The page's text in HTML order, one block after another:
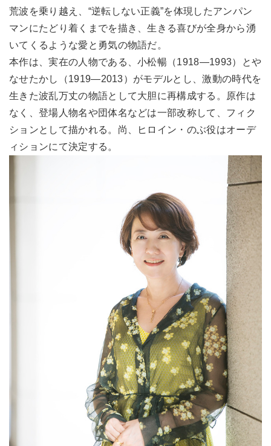
荒波を乗り越え、“逆転しない正義”を体現したアンパン
マンにたどり着くまでを描き、生きる喜びが全身から湧
いてくるような愛と勇気の物語だ。
本作は、実在の人物である、小松暢（1918―1993）とや
なせたかし（1919―2013）がモデルとし、激動の時代を
生きた波乱万丈の物語として大胆に再構成する。原作は
なく、登場人物名や団体名などは一部改称して、フィク
ションとして描かれる。尚、ヒロイン・のぶ役はオーデ
ィションにて決定する。